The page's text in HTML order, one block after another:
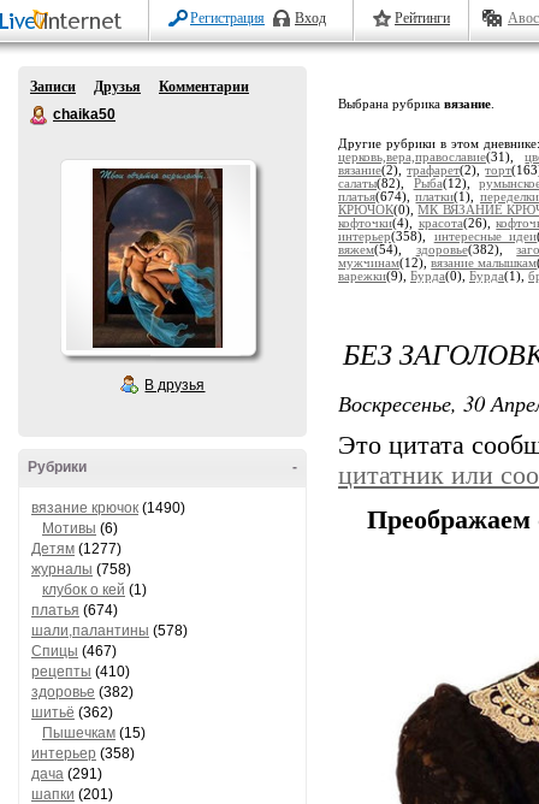
Регистрация Вход Рейтинги
Записи Друзья
Комментарии
chaika50
В друзья
-
Рубрики
вязание крючок (1490)
Мотивы (6)
Детям (1277)
журналы (758)
клубок о кей (1)
платья (674)
шали,палантины (578)
Спицы (467)
рецепты (410)
здоровье (382)
шитьё (362)
Пышечкам (15)
интерьер (358)
дача (291)
шапки (201)
Выбрана рубрика вязание
Другие рубрики в этом
церковь,вера,православие(31),
вязание(2),трафарет(2),торт
салаты(82), Рыба(12),
платья(674),платки(1), переделки
КРЮЧОК(0),МК ВЯЗАНИЕ
кофточки(4), красота(26),
интерьер(358), интересные идеи
вяжем(54), здоровье(382),
мужчинам(12),вязание малышкам
варежки(9), Бурда(0), Бурда(1),
БЕЗ
Воскресенье, 30
Это цитата
цитатник или
Преображаем